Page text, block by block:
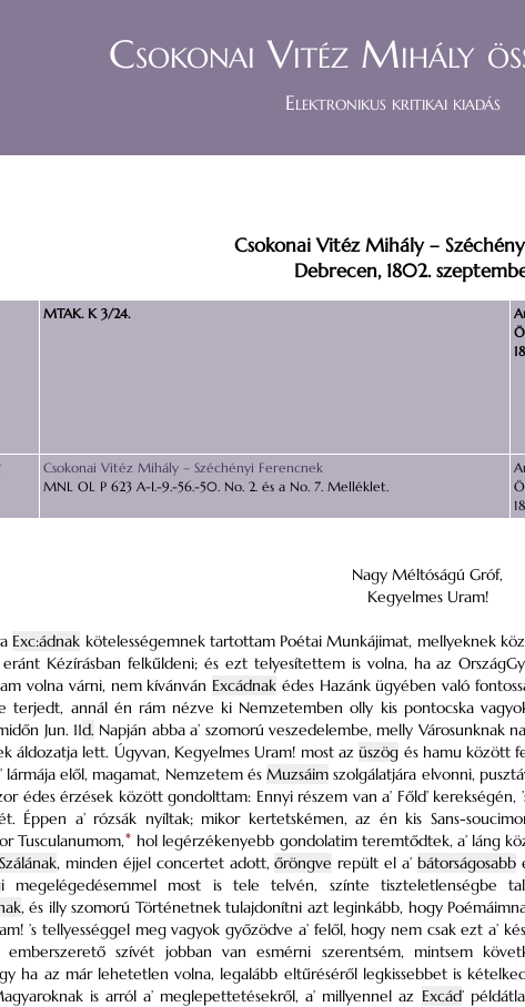
Csokonai Vitéz Mihály
Elektronikus kritikai kiadás
Csokonai Vitéz Mihály –
Debrecen, 1802.
MTAK. K 3/24.
Csokonai Vitéz Mihály – Széchényi Ferencnek
MNL OL P 623 A-I.-9.-56.-50. No. 2. és a No. 7. Melléklet.
Nagy Méltóságú Gróf,
Kegyelmes Uram!
Exc:ádnak kötelességemnek tartottam Poétai Munkájimat, mellyeknek
eránt Kézírásban felkűldeni; és ezt telyesítettem is volna, ha az
volna várni, nem kívánván Excádnak édes Hazánk ügyében való
terjedt, annál én rám nézve ki Nemzetemben olly kis pontocska
Jun. 11d. Napján abba a’ szomorú veszedelembe, melly Városunknak
áldozatja lett. Úgyvan, Kegyelmes Uram! most azüszög és hamu között
lármája elől, magamat, Nemzetem ésMuzsáim szolgálatjára elvonni,
édes érzések között gondolttam: Ennyi részem van a’ Főld’
Éppen a’ rózsák nyíltak; mikor kertetskémen,az én kis Sans-
Tusculanumom,* hol legérzékenyebb gondolatim teremtődtek, a’ láng
Szálának, minden éjjel concertet adott,őröngve repült el a’ bátorságosabb
megelégedésemmel most is tele telvén, színte tiszteletlenségbe
, és illy szomorú Történetnek tulajdonítni azt leginkább, hogy
’s tellyességgel meg vagyok győzödve a’ felől, hogy nem csak ezt
emberszerető szívét jobban van esmérni szerentsém, mintsem
ha az már lehetetlen volna, legalább eltűréséről legkissebbet is
is arról a’ meglepettetésekről, a’ millyennel az Excád’